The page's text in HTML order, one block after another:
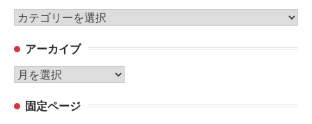
カ
ゴ
リ
ー
アーカイブ
ア
カ 固定ページ